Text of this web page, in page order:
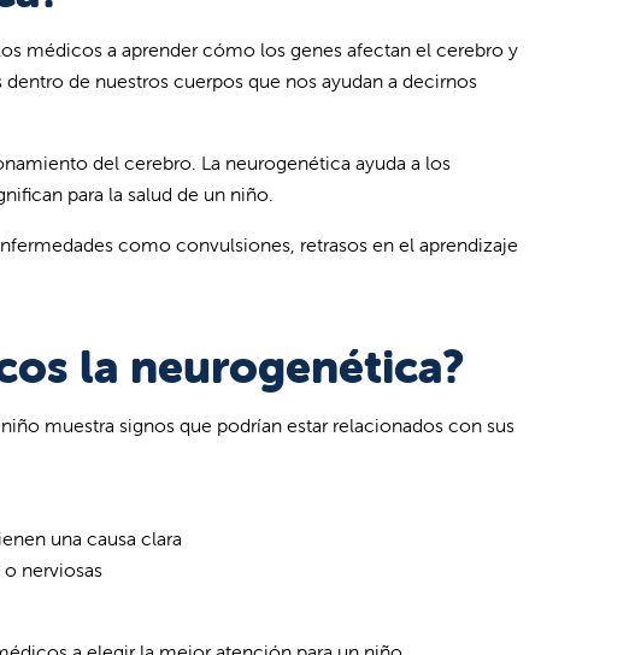
médicos a aprender cómo los genes afectan el cerebro y
de nuestros cuerpos que nos ayudan a decirnos
del cerebro. La neurogenética ayuda a los
para la salud de un niño.
como convulsiones, retrasos en el aprendizaje
la neurogenética?
muestra signos que podrían estar relacionados con sus
una causa clara
nerviosas